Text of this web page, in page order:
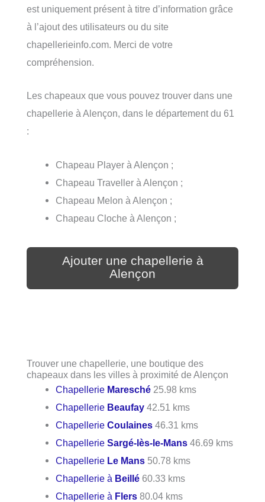
est uniquement présent à titre d’information grâce
à l’ajout des utilisateurs ou du site
chapellerieinfo.com. Merci de votre
compréhension.
Les chapeaux que vous pouvez trouver dans une
chapellerie à Alençon, dans le département du 61
:
Chapeau Player à Alençon ;
Chapeau Traveller à Alençon ;
Chapeau Melon à Alençon ;
Chapeau Cloche à Alençon ;
Ajouter une chapellerie à
Alençon
Trouver une chapellerie, une boutique des
chapeaux dans les villes à proximité de Alençon
Chapellerie Maresché 25.98 kms
Chapellerie Beaufay 42.51 kms
ChapellerieCoulaines 46.31 kms
ChapellerieSargé-lès-le-Mans 46.69 kms
Chapellerie Le Mans 50.78 kms
Chapellerie à Beillé 60.33 kms
Chapellerie à Flers 80.04 kms